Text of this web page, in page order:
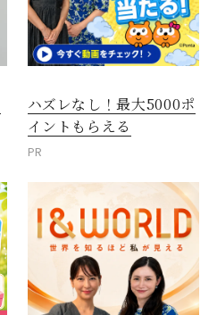
ハズレなし！最大5000ポ
イントもらえる
PR